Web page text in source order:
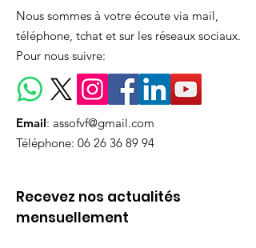
Nous sommes à votre écoute via mail,
téléphone, tchat et sur les réseaux sociaux.
Pour nous suivre:
Email: assofvf@gmail.com
Téléphone: 06 26 36 89 94
Recevez nos actualités
mensuellement